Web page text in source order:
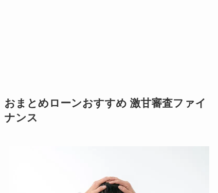
おまとめローンおすすめ 激甘審査ファイ
ナンス